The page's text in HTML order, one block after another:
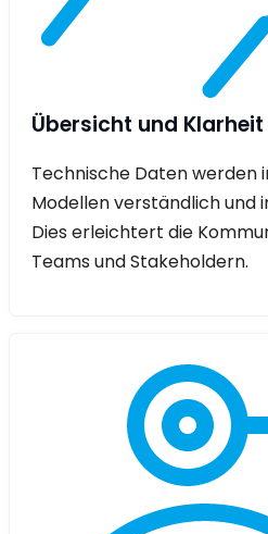
Übersicht und Klarheit
Technische Daten werden
Modellen verständlich und
Dies erleichtert die
Teams und Stakeholdern.